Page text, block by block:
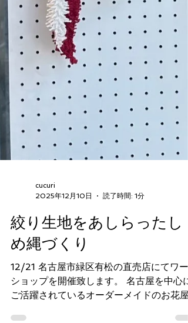
cucuri
絞り生地をあしらったし
め縄づくり